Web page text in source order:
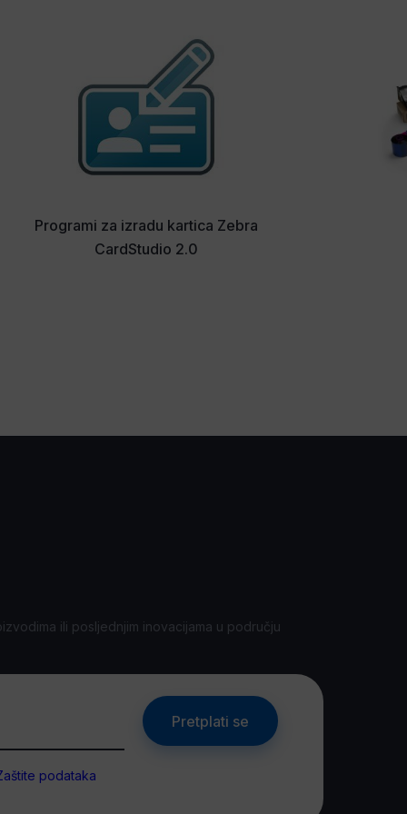
Programi za izradu kartica Zebra
CardStudio 2.0
ili posljednjim inovacijama u području
podataka
Pretplati se